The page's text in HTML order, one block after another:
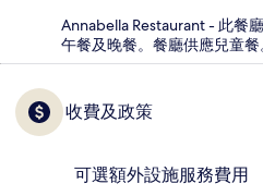
Annabella Restaurant - 此餐
午餐及晚餐。餐廳供應兒童餐
收費及政策
可選額外設施服務費用